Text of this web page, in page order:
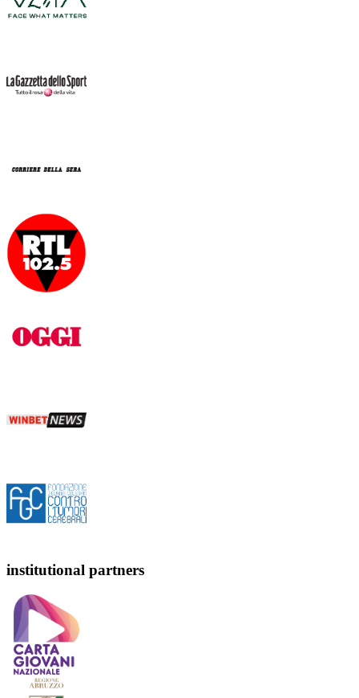
institutional partners